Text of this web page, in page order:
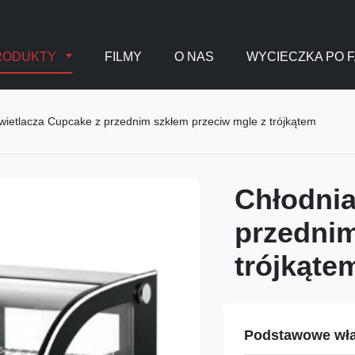
FILMY O NAS WYCIECZKA PO
Cupcake z przednim szkłem przeciw mgle z trójkątem
Podstawowe